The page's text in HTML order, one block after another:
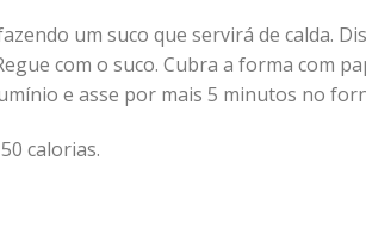
um suco que servirá de calda.
com o suco. Cubra a forma com
e asse por mais 5 minutos no
calorias.